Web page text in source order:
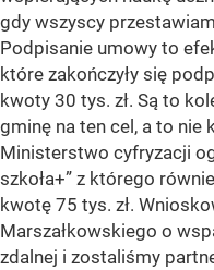
gdy wszyscy
Podpisanie umowy to
które zakończyły się
kwoty 30 tys. zł. Są to
gminę na ten cel, a to
Ministerstwo cyfryzacji
szkoła+” z którego
kwotę 75 tys. zł.
Marszałkowskiego o
zdalnej i zostaliśmy